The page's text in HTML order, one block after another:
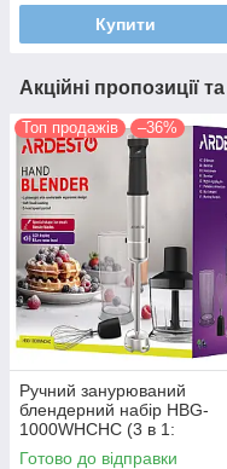
Купити
Акційні пропозиції
Топ продажів –36%
Ручний занурюваний
блендерний набір HBG-
1000WHCHC (3 в 1:
подрібнювач, блендер,
Готово до відправки